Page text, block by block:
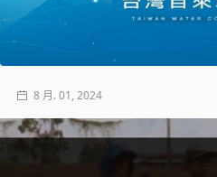
8 月. 01, 2024